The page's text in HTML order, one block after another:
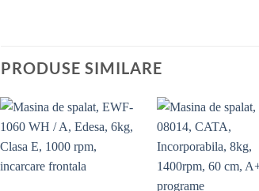
PRODUSE SIMILARE